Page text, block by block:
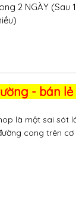
2 NGÀY (Sau
- bán lẻ
là một sai sót
cong trên